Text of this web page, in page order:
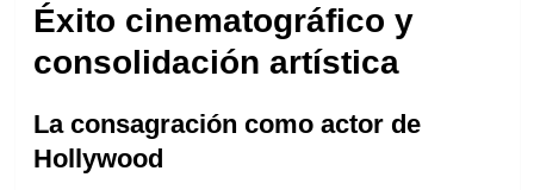
Éxito cinematográfico y
consolidación artística
La consagración como actor de
Hollywood